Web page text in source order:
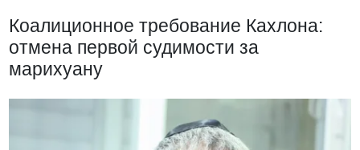
Коалиционное требование Кахлона:
отмена первой судимости за
марихуану